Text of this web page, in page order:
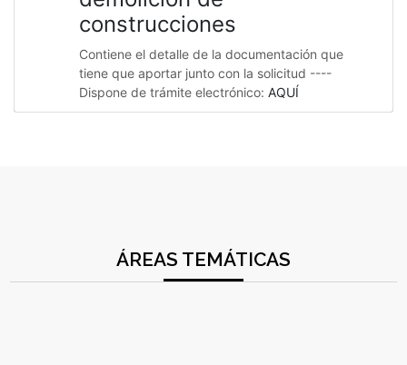
construcciones
Contiene el detalle de la documentación que
tiene que aportar junto con la solicitud ----
Dispone de trámite electrónico: AQUÍ
ÁREAS TEMÁTICAS